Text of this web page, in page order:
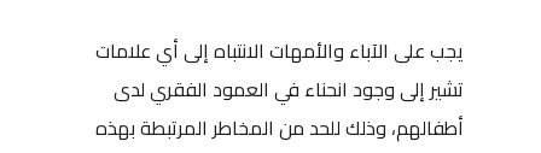
يجب على الآباء والأمهات الانتباه إلى أي علامات
تشير إلى وجود انحناء في العمود الفقري لدى
أطفالهم، وذلك للحد من المخاطر المرتبطة بهذه